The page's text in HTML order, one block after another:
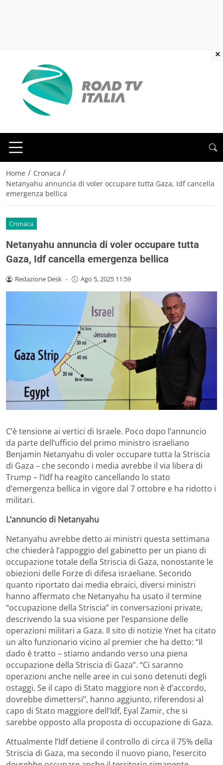
Home / Cronaca /
Netanyahu annuncia di voler occupare tutta Gaza, Idf cancella
emergenza bellica
Cronaca
Netanyahu annuncia di voler occupare tutta
Gaza, Idf cancella emergenza bellica
Redazione Desk - Ago 5, 2025 11:59
C’è tensione ai vertici di Israele. Poco dopo l’annuncio
da parte dell’ufficio del primo ministro israeliano
Benjamin Netanyahu di voler occupare tutta la Striscia
di Gaza – che secondo i media avrebbe il via libera di
Trump – l’Idf ha reagito cancellando lo stato
d’emergenza bellica in vigore dal 7 ottobre e ha ridotto i
militari.
L’annuncio di Netanyahu
Netanyahu avrebbe detto ai ministri questa settimana
che chiederà l’appoggio del gabinetto per un piano di
occupazione totale della Striscia di Gaza, nonostante le
obiezioni delle Forze di difesa israeliane. Secondo
quanto riportato dai media ebraici, diversi ministri
hanno affermato che Netanyahu ha usato il termine
“occupazione della Striscia” in conversazioni private,
descrivendo la sua visione per l’espansione delle
operazioni militari a Gaza. Il sito di notizie Ynet ha citato
un alto funzionario vicino al premier che ha detto: “Il
dado è tratto – stiamo andando verso una piena
occupazione della Striscia di Gaza”. “Ci saranno
operazioni anche nelle aree in cui sono detenuti degli
ostaggi. Se il capo di Stato maggiore non è d’accordo,
dovrebbe dimettersi”, hanno aggiunto, riferendosi al
capo di Stato maggiore dell’Idf, Eyal Zamir, che si
sarebbe opposto alla proposta di occupazione di Gaza.
Attualmente l’Idf detiene il controllo di circa il 75% della
Striscia di Gaza, ma secondo il nuovo piano, l’esercito
×